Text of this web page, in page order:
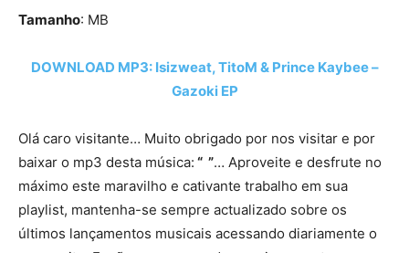
Tamanho: MB
DOWNLOAD MP3: Isizweat, TitoM & Prince Kaybee –
Gazoki EP
Olá caro visitante… Muito obrigado por nos visitar e por
baixar o mp3 desta música: “ ”… Aproveite e desfrute no
máximo este maravilho e cativante trabalho em sua
playlist, mantenha-se sempre actualizado sobre os
últimos lançamentos musicais acessando diariamente o